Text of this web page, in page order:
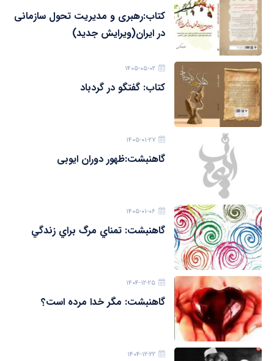
کتاب:رهبری و مدیریت تحول سازمانی
در ایران(ویرایش جدید)
۱۴۰۵-۰۵-۰۲
کتاب: گفتگو در گردباد
۱۴۰۵-۰۱-۲۷
گاهنبشت:ظهور دوران ايوبی
۱۴۰۵-۰۱-۰۶
گاهنبشت: تمناي مرگ براي زندگي
۱۴۰۴-۱۲-۲۵
گاهنبشت: مگر خدا مرده است؟
۱۴۰۴-۱۲-۲۲